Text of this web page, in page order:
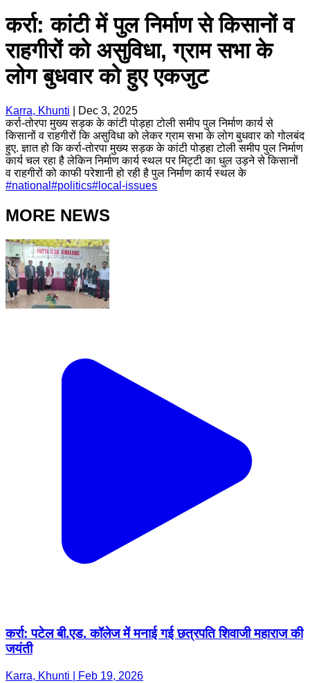
कर्रा: कांटी में पुल निर्माण से किसानों व
राहगीरों को असुविधा, ग्राम सभा के
लोग बुधवार को हुए एकजुट
Karra, Khunti
Dec 3, 2025
कर्रा-तोरपा मुख्य सड़क के कांटी पोड़हा टोली समीप पुल निर्माण कार्य से
किसानों व राहगीरों कि असुविधा को लेकर ग्राम सभा के लोग बुधवार को गोलबंद
हुए. ज्ञात हो कि कर्रा-तोरपा मुख्य सड़क के कांटी पोड़हा टोली समीप पुल निर्माण
कार्य चल रहा है लेकिन निर्माण कार्य स्थल पर मिट्टी का धुल उड़ने से किसानों
व राहगीरों को काफी परेशानी हो रही है पुल निर्माण कार्य स्थल के
#national #politics# local-issues
MORE NEWS
कर्रा: पटेल बी.एड. कॉलेज में मनाई गई छत्रपति शिवाजी महाराज की
जयंती
Karra, Khunti | Feb 19, 2026